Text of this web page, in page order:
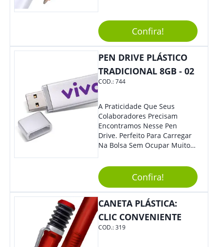
Confira!
PEN DRIVE PLÁSTICO
TRADICIONAL 8GB - 02
COD.:744
A Praticidade Que Seus
Colaboradores Precisam
Encontramos Nesse Pen
Drive. Perfeito Para Carregar
Na Bolsa Sem Ocupar Muito
Qualquer Lugar Todos Os
Arquivos Desejados. Ideal
Para Oferecer Em Eventos E
Feiras De Exposições.
Confira!
CANETA PLÁSTICA:
CLIC CONVENIENTE
COD.:319